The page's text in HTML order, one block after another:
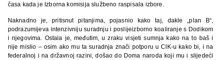
časa kada je Izborna komisija službeno raspisala izbore.
Naknadno je, pritisnut pitanjima, pojasnio kako taj, dakle „plan B“,
podrazumijeva intenzivniju suradnju i poslijeizborno koaliranje s Dodikom
i njegovima. Ostala je, međutim, u zraku visjeti sumnja kako na to baš i
nije mislio – osim ako mu ta suradnja znači potporu u CIK-u kako bi, i na
federalnoj i na državnoj razini, došao do Doma naroda koji mu i slijedeći